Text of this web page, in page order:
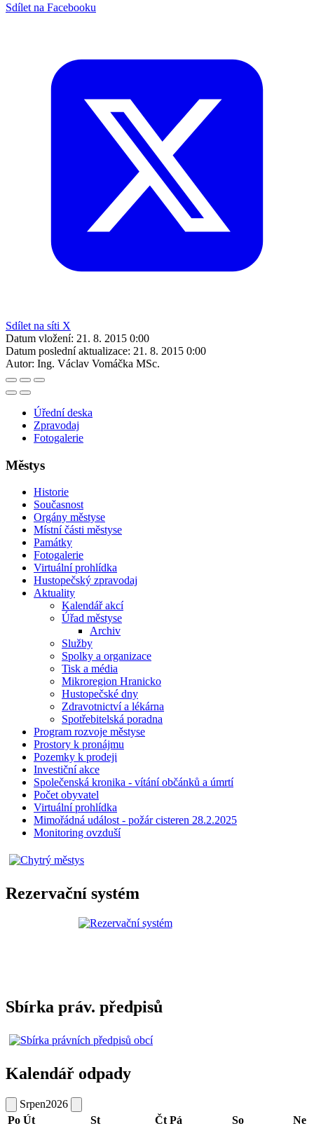
Sdílet na Facebooku
Sdílet na síti X
Datum vložení: 21. 8. 2015 0:00
Datum poslední aktualizace: 21. 8. 2015 0:00
Autor: Ing. Václav Vomáčka MSc.
Úřední deska
Zpravodaj
Fotogalerie
Městys
Historie
Současnost
Orgány městyse
Místní části městyse
Památky
Fotogalerie
Virtuální prohlídka
Hustopečský zpravodaj
Aktuality
Kalendář akcí
Úřad městyse
Archiv
Služby
Spolky a organizace
Tisk a média
Mikroregion Hranicko
Hustopečské dny
Zdravotnictví a lékárna
Spotřebitelská poradna
Program rozvoje městyse
Prostory k pronájmu
Pozemky k prodeji
Investiční akce
Společenská kronika - vítání občánků a úmrtí
Počet obyvatel
Virtuální prohlídka
Mimořádná událost - požár cisteren 28.2.2025
Monitoring ovzduší
Rezervační systém
Sbírka práv. předpisů
Kalendář odpady
Srpen2026
Po Út St Čt Pá So Ne